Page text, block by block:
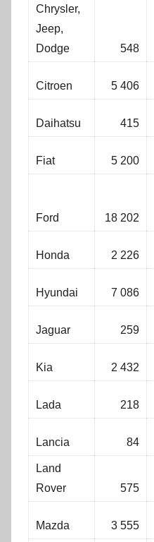
Chrysler,
Jeep,
Dodge
548
Citroen 5 406
Daihatsu 415
Fiat 5 200
Ford 18 202
Honda 2 226
Hyundai 7 086
Jaguar 259
Kia 2 432
Lada 218
Lancia 84
Land
Rover
575
Mazda 3 555